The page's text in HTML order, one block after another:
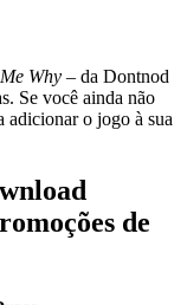
Why – da Dontnod
Se você ainda não
adicionar o jogo à sua
de